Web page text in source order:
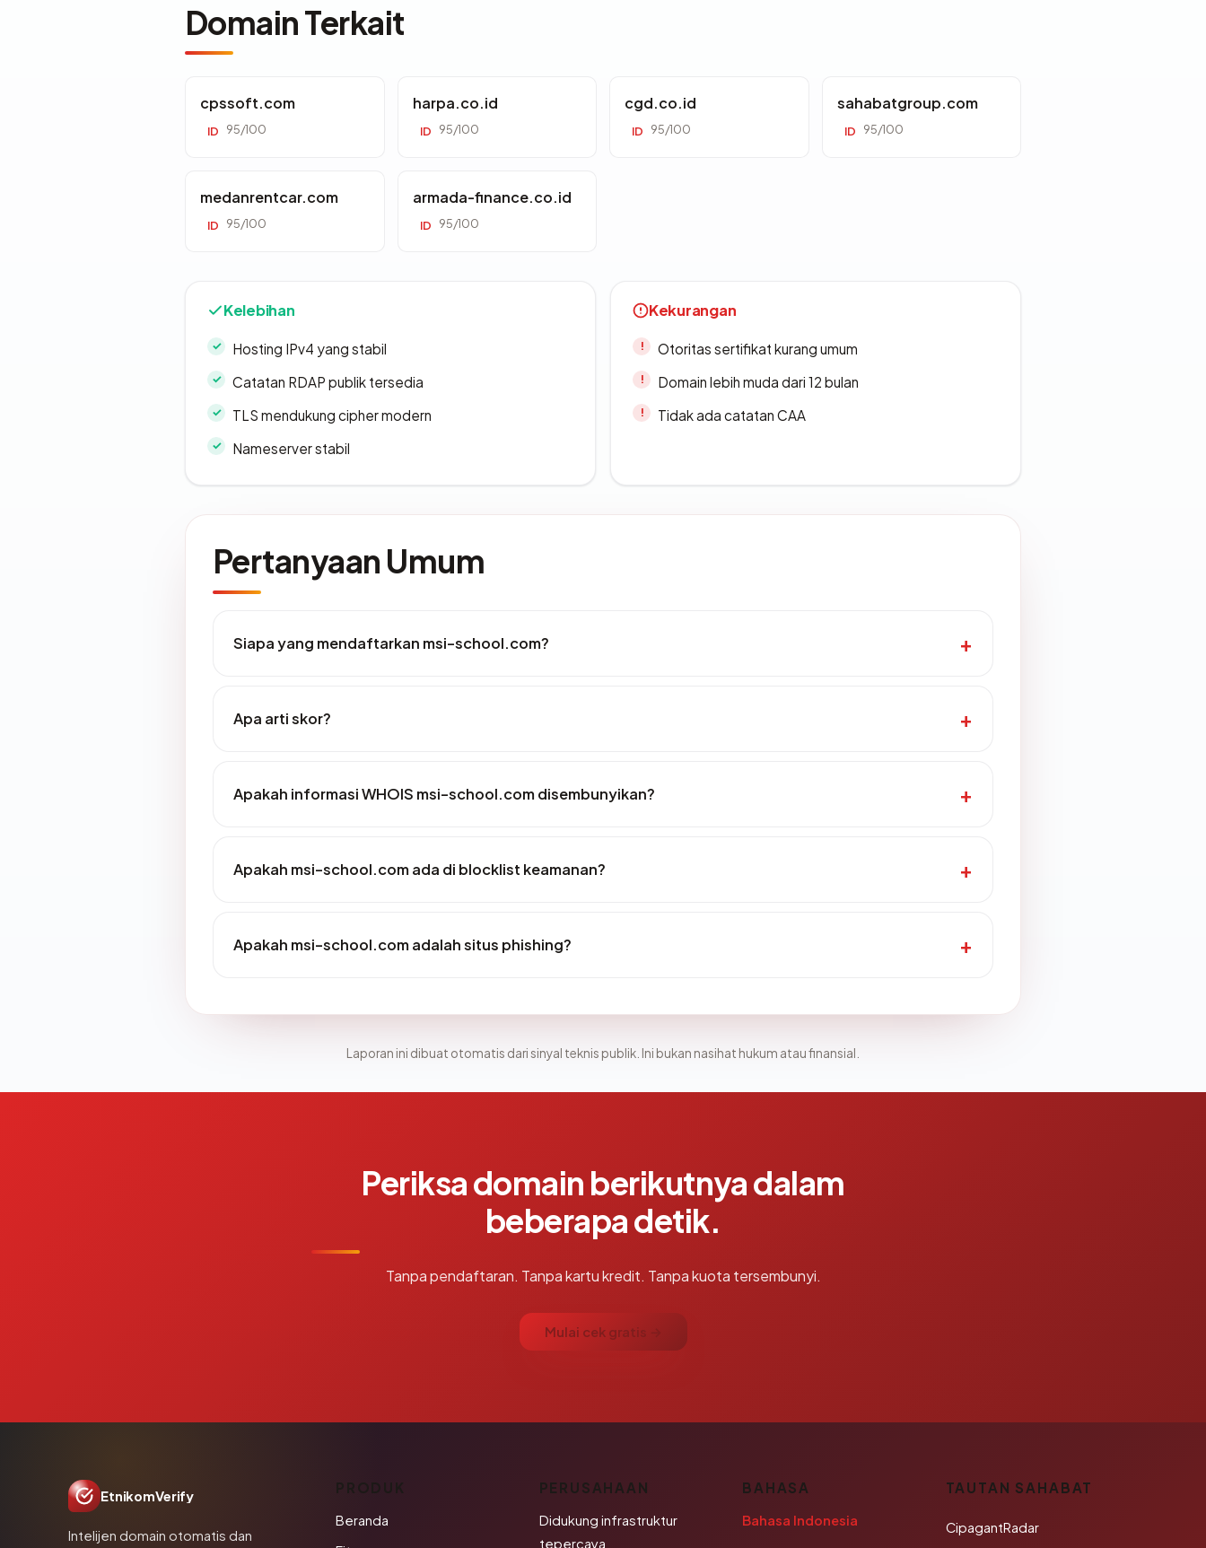
Domain Terkait
cpssoft.com
ID 95/100
harpa.co.id
ID 95/100
cgd.co.id
ID 95/100
sahabatgroup.com
ID 95/100
medanrentcar.com
ID 95/100
armada-finance.co.id
ID 95/100
Kelebihan
Hosting IPv4 yang stabil
Catatan RDAP publik tersedia
TLS mendukung cipher modern
Nameserver stabil
Kekurangan
Otoritas sertifikat kurang umum
Domain lebih muda dari 12 bulan
Tidak ada catatan CAA
Pertanyaan Umum
Siapa yang mendaftarkan msi-school.com?
Apa arti skor?
Apakah informasi WHOIS msi-school.com disembunyikan?
Apakah msi-school.com ada di blocklist keamanan?
Apakah msi-school.com adalah situs phishing?
Laporan ini dibuat otomatis dari sinyal teknis publik. Ini bukan nasihat hukum atau finansial.
Periksa domain berikutnya dalam
beberapa detik.
Tanpa pendaftaran. Tanpa kartu kredit. Tanpa kuota tersembunyi.
Mulai cek gratis →
EtnikomVerify
Intelijen domain otomatis dan
PRODUK
Beranda
PERUSAHAAN
Didukung infrastruktur
tepercaya
BAHASA
Bahasa Indonesia
TAUTAN SAHABAT
CipagantRadar